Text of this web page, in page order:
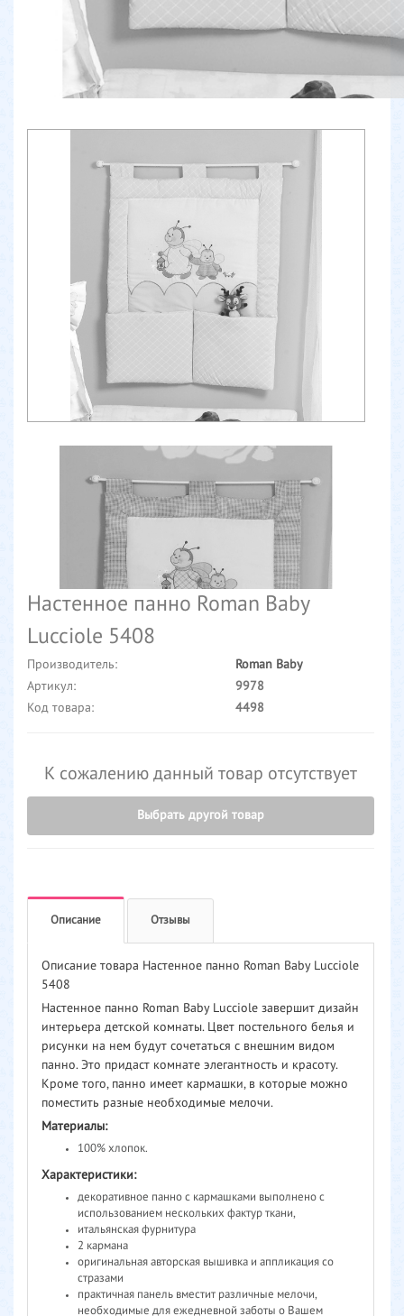
Настенное панно Roman Baby
Lucciole 5408
Производитель:
Roman Baby
Артикул:
9978
Код товара:
4498
К сожалению данный товар отсутствует
Выбрать другой товар
Описание Отзывы
Описание товара Настенное панно Roman Baby Lucciole
5408
Настенное панно Roman Baby Lucciole завершит дизайн
интерьера детской комнаты. Цвет постельного белья и
рисунки на нем будут сочетаться с внешним видом
панно. Это придаст комнате элегантность и красоту.
Кроме того, панно имеет кармашки, в которые можно
поместить разные необходимые мелочи.
Материалы:
100% хлопок.
Характеристики:
декоративное панно с кармашками выполнено с
использованием нескольких фактур ткани,
итальянская фурнитура
2 кармана
оригинальная авторская вышивка и аппликация со
стразами
практичная панель вместит различные мелочи,
необходимые для ежедневной заботы о Вашем